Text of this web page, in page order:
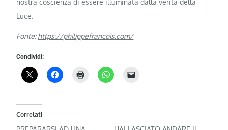
nostra coscienza di essere illuminata dalla verità della
Luce.
Fonte:https://philippefrancois.com/
Condividi:
Correlati